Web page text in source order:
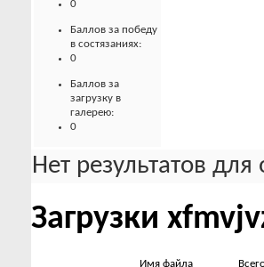
0
Баллов за победу
в состязаниях:
0
Баллов за
загрузку в
галерею:
0
Нет результатов
Загрузки
Имя файла